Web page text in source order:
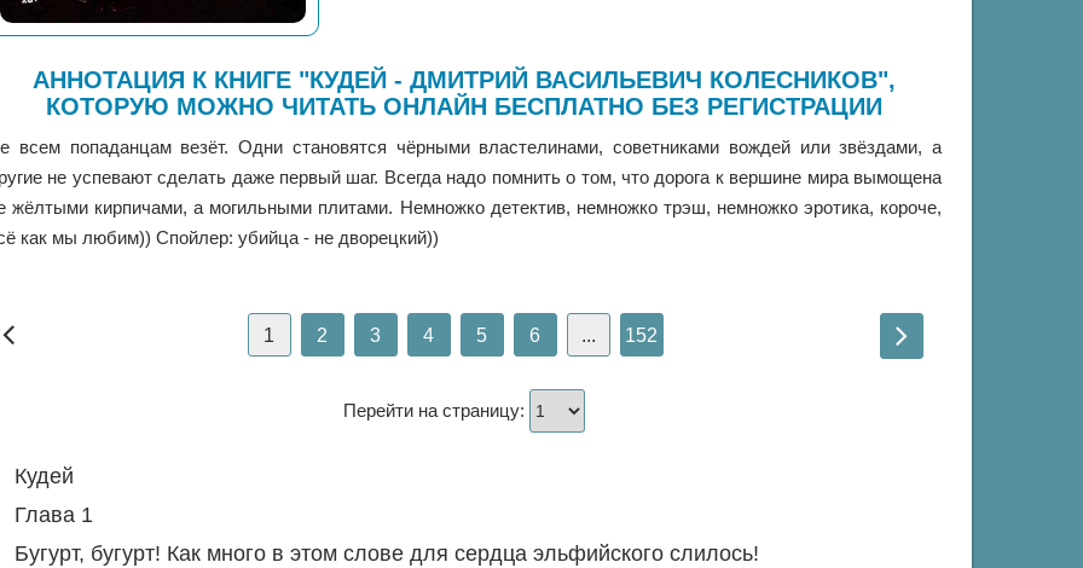
АННОТАЦИЯ К КНИГЕ "КУДЕЙ - ДМИТРИЙ ВАСИЛЬЕВИЧ КОЛЕСНИКОВ",
КОТОРУЮ МОЖНО ЧИТАТЬ ОНЛАЙН БЕСПЛАТНО БЕЗ РЕГИСТРАЦИИ
всем попаданцам везёт. Одни становятся чёрными властелинами, советниками вождей или звёздами, а
не успевают сделать даже первый шаг. Всегда надо помнить о том, что дорога к вершине мира вымощена
жёлтыми кирпичами, а могильными плитами. Немножко детектив, немножко трэш, немножко эротика, короче,
как мы любим)) Спойлер: убийца - не дворецкий))
1 2 3 4 5 6 ... 152
Перейти на страницу:
Кудей
Глава 1
Бугурт, бугурт! Как много в этом слове для сердца эльфийского слилось!